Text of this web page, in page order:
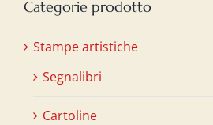
Categorie prodotto
Stampe artistiche
Segnalibri
Cartoline